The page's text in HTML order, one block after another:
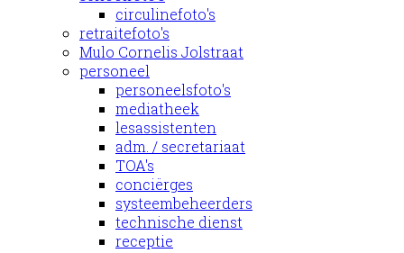
circulinefoto's
retraitefoto's
Mulo Cornelis Jolstraat
personeel
personeelsfoto's
mediatheek
lesassistenten
adm. / secretariaat
TOA's
conciërges
systeembeheerders
technische dienst
receptie